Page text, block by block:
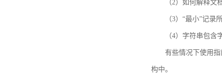
（2）如何解释文
（3）“最小”记录
（4）字符串包含
有些情况下使用
构中。